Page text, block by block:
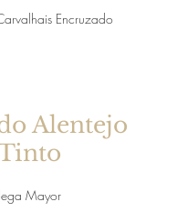
Encruzado
Alentejo
Tinto
Mayor